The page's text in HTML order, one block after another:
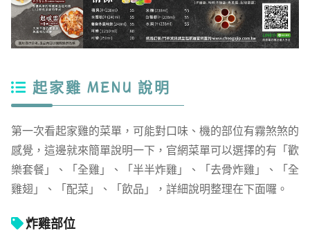
起家雞 MENU 說明
第一次看起家雞的菜單，可能對口味、機的部位有霧煞煞的
感覺，這邊就來簡單說明一下，官網菜單可以選擇的有「歡
樂套餐」、「全雞」、「半半炸雞」、「去骨炸雞」、「全
雞翅」、「配菜」、「飲品」，詳細說明整理在下面囉。
炸雞部位